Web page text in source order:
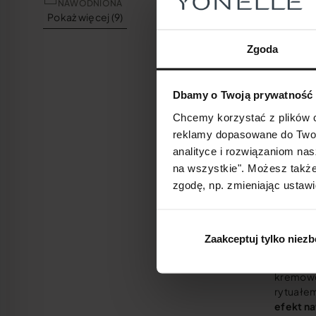
Zgoda
Dbamy o Twoją prywatność
Chcemy korzystać z plików
reklamy dopasowane do
analityce i rozwiązaniom
na wszystkie". Możesz
zgodę, np. zmieniając
Zaakceptuj tylko
NAWODNIONA
Pokaż więcej (9)
stosując
skóry
wygląd
a tym
na szyję
Forte
.
rano
efekt